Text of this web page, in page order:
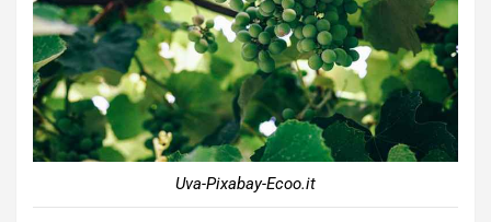
Uva-Pixabay-Ecoo.it